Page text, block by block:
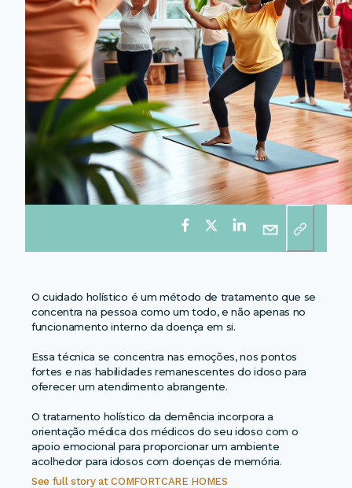
O cuidado holístico é um método de tratamento que se
concentra na pessoa como um todo, e não apenas no
funcionamento interno da doença em si.
Essa técnica se concentra nas emoções, nos pontos
fortes e nas habilidades remanescentes do idoso para
oferecer um atendimento abrangente.
O tratamento holístico da demência incorpora a
orientação médica dos médicos do seu idoso com o
apoio emocional para proporcionar um ambiente
acolhedor para idosos com doenças de memória.
See full story atCOMFORTCARE HOMES